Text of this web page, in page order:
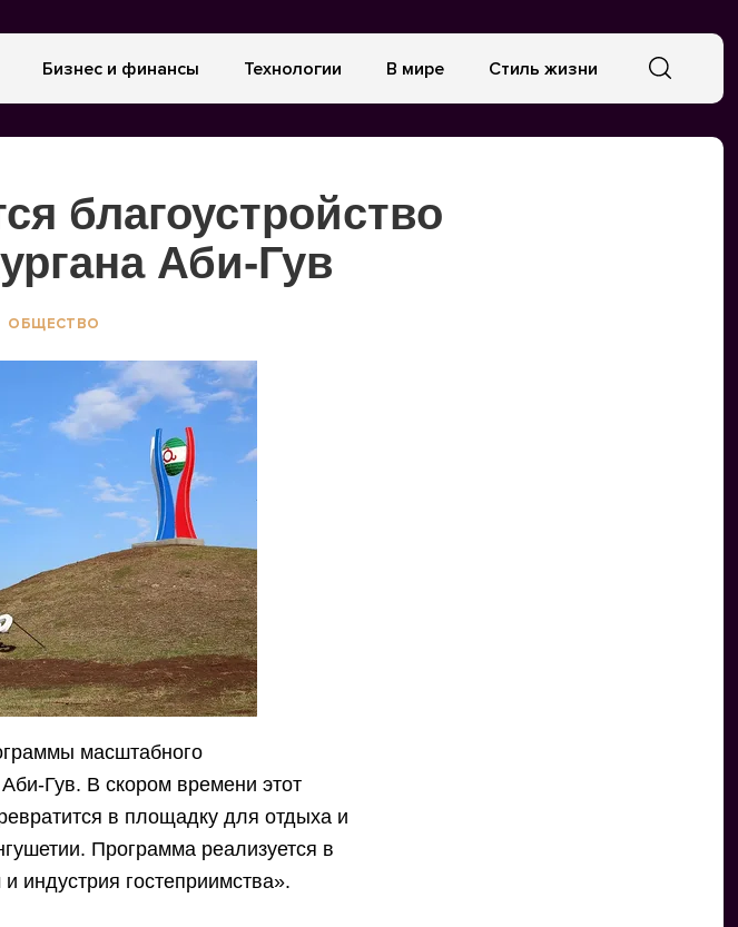
Бизнес и финансы Технологии В мире Стиль жизни
благоустройство
Аби-Гув
ОБЩЕСТВО
масштабного
Аби-Гув. В скором времени этот
в площадку для отдыха и
Программа реализуется в
индустрия гостеприимства».